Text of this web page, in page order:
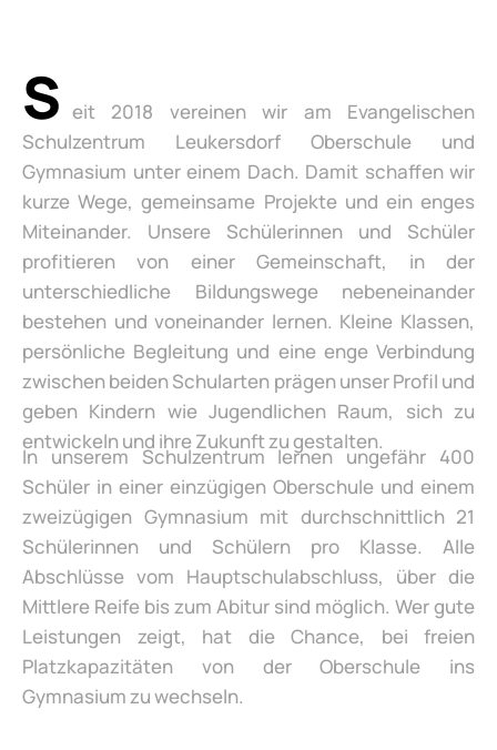
S eit 2018 vereinen wir am Evangelischen
Schulzentrum Leukersdorf Oberschule und
Gymnasium unter einem Dach. Damit schaffen wir
kurze Wege, gemeinsame Projekte und ein enges
Miteinander. Unsere Schülerinnen und Schüler
profitieren von einer Gemeinschaft, in der
unterschiedliche Bildungswege nebeneinander
bestehen und voneinander lernen. Kleine Klassen,
persönliche Begleitung und eine enge Verbindung
zwischen beiden Schularten prägen unser Profil und
geben Kindern wie Jugendlichen Raum, sich zu
entwickeln und ihre Zukunft zu gestalten.
In unserem Schulzentrum lernen ungefähr 400
Schüler in einer einzügigen Oberschule und einem
zweizügigen Gymnasium mit durchschnittlich 21
Schülerinnen und Schülern pro Klasse. Alle
Abschlüsse vom Hauptschulabschluss, über die
Mittlere Reife bis zum Abitur sind möglich. Wer gute
Leistungen zeigt, hat die Chance, bei freien
Platzkapazitäten von der Oberschule ins
Gymnasium zu wechseln.